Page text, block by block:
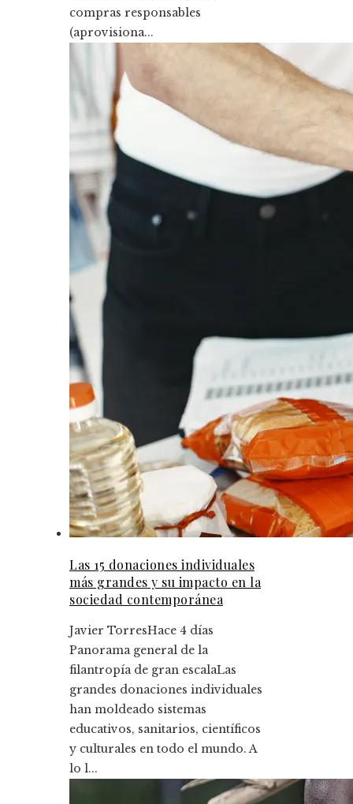
compras responsables
(aprovisiona...
Las 15 donaciones individuales
más grandes y su impacto en la
sociedad contemporánea
Javier TorresHace 4 días
Panorama general de la
filantropía de gran escalaLas
grandes donaciones individuales
han moldeado sistemas
educativos, sanitarios, científicos
y culturales en todo el mundo. A
lo l...